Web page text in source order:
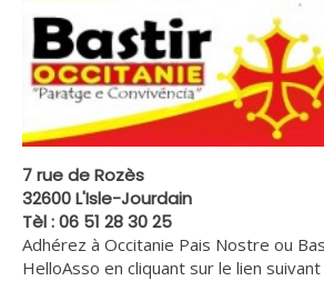
7 rue de Rozès
32600 L'Isle-Jourdain
Tèl : 06 51 28 30 25
Adhérez à Occitanie Pais Nostre ou
HelloAsso en cliquant sur le lien suivant